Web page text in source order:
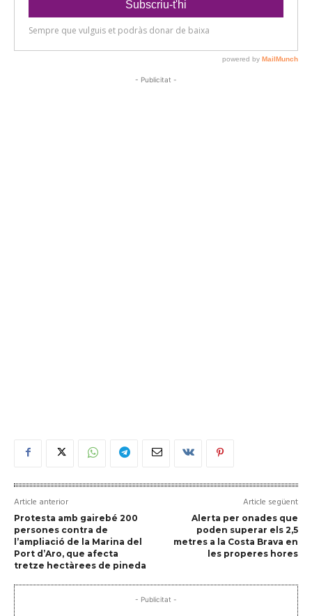
- Publicitat -
Article anterior
Protesta amb gairebé 200
persones contra de
l’ampliació de la Marina del
Port d’Aro, que afecta
tretze hectàrees de pineda
Article següent
Alerta per onades que
poden superar els 2,5
metres a la Costa Brava en
les properes hores
- Publicitat -